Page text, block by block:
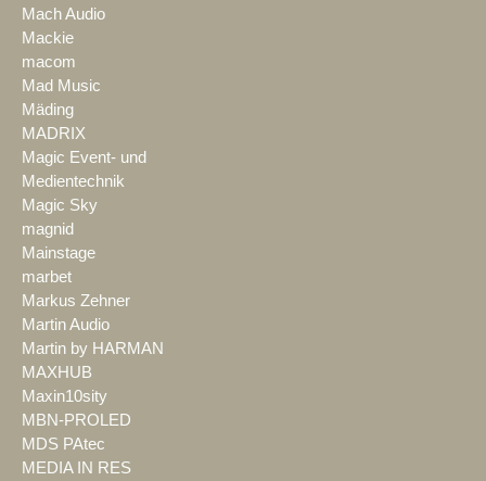
Mach Audio
Mackie
macom
Mad Music
Mäding
MADRIX
Magic Event- und
Medientechnik
Magic Sky
magnid
Mainstage
marbet
Markus Zehner
Martin Audio
Martin by HARMAN
MAXHUB
Maxin10sity
MBN-PROLED
MDS PAtec
MEDIA IN RES